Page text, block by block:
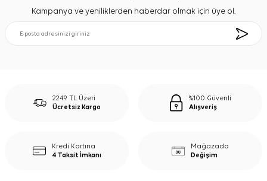
Kampanya ve yeniliklerden haberdar olmak için üye ol.
2249 TL Üzeri
Ücretsiz Kargo
%100 Güvenli
Alışveriş
Kredi Kartına
4 Taksit İmkanı
Mağazada
Değişim